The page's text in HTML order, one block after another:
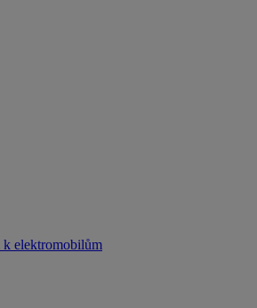
k elektromobilům